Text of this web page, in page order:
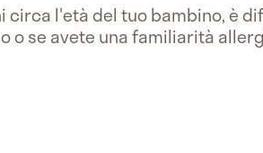
circa l'età del tuo bambino, è
o se avete una familiarità